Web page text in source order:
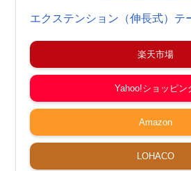
エクステンション（伸長式）テ
楽天市場
Yahoo!ショッピン
Amazon
LOHACO